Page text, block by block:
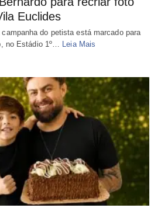
Euclides
do petista está marcado para
no Estádio 1º…
Leia Mais